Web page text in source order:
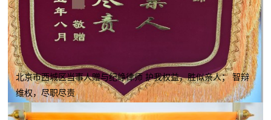
北京市西城区当事人赠与纪峥律师 护我权益，胜似亲人； 智辩
维权，尽职尽责